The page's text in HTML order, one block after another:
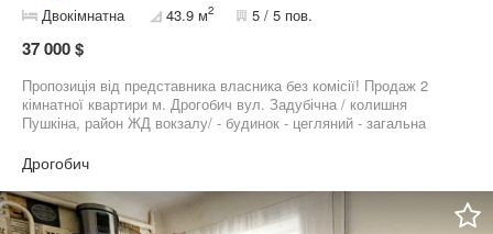
Двокімнатна 43.9 м2 5 / 5 пов.
37 000 $
Пропозиція від представника власника без комісії! Продаж 2
кімнатної квартири м. Дрогобич вул. Задубічна / колишня
Пушкіна, район ЖД вокзалу/ - будинок - цегляний - загальна
- сан.вузел- суміжний / ванна / - балкон з кухні - просторий
коридор 9,6м2 - гарний житловий стан, залишаємо всі основні
меблі та техніку - Документи в порядку, квартира вільна
Дрогобич